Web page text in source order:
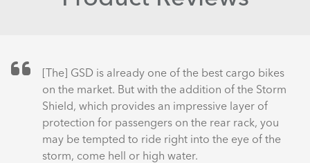
[The] GSD is already one of the best cargo bikes
on the market. But with the addition of the Storm
Shield, which provides an impressive layer of
protection for passengers on the rear rack, you
may be tempted to ride right into the eye of the
storm, come hell or high water.